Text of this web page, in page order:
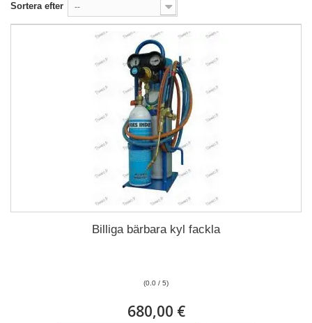
Sortera efter --
Billiga bärbara kyl fackla
(0.0 / 5)
680,00 €